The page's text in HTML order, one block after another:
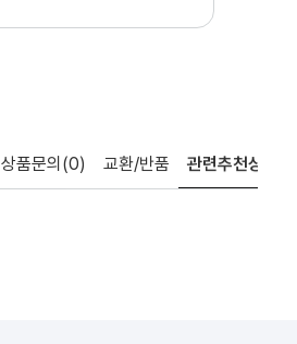
상품문의 (0) 교환/반품 관련추천상품